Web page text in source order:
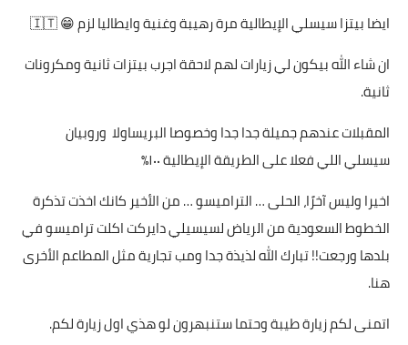
ايضا بيتزا سيسلي الإيطالية مرة رهيبة وغنية وايطاليا لزم 😁 🇮🇹
ان شاء الله بيكون لي زيارات لهم لاحقة اجرب بيتزات ثانية ومكرونات
ثانية.
المقبلات عندهم جميلة جدا جدا وخصوصا البريساولا وروبيان
سيسلي اللي فعلا على الطريقة الإيطالية ١٠٠٪؜
اخيرا وليس آخرًا، الحلى … التراميسو … من الأخير كانك اخذت تذكرة
الخطوط السعودية من الرياض لسيسيلي دايركت اكلت تراميسو في
بلدها ورجعت!! تبارك الله لذيذة جدا ومب تجارية مثل المطاعم الأخرى
هنا.
اتمنى لكم زيارة طيبة وحتما ستنبهرون لو هذي اول زيارة لكم.